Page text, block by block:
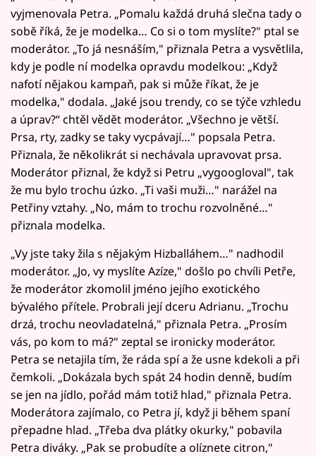
vyjmenovala Petra. „Pomalu každá druhá slečna tady o
sobě říká, že je modelka… Co si o tom myslíte?" ptal se
moderátor. „To já nesnáším," přiznala Petra a vysvětlila,
kdy je podle ní modelka opravdu modelkou: „Když
nafotí nějakou kampaň, pak si může říkat, že je
modelka," dodala. „Jaké jsou trendy, co se týče vzhledu
a úprav?“ chtěl vědět moderátor. „Všechno je větší.
Prsa, rty, zadky se taky vycpávají…" popsala Petra.
Přiznala, že několikrát si nechávala upravovat prsa.
Moderátor přiznal, že když si Petru „vygoogloval", tak
že mu bylo trochu úzko. „Ti vaši muži…" narážel na
Petřiny vztahy. „No, mám to trochu rozvolněné…"
přiznala modelka.
„Vy jste taky žila s nějakým Hizballáhem…" nadhodil
moderátor. „Jo, vy myslíte Azíze," došlo po chvíli Petře,
že moderátor zkomolil jméno jejího exotického
bývalého přítele. Probrali její dceru Adrianu. „Trochu
drzá, trochu neovladatelná," přiznala Petra. „Prosím
vás, po kom to má?" zeptal se ironicky moderátor.
Petra se netajila tím, že ráda spí a že usne kdekoli a při
čemkoli. „Dokázala bych spát 24 hodin denně, budím
se jen na jídlo, pořád mám totiž hlad," přiznala Petra.
Moderátora zajímalo, co Petra jí, když ji během spaní
přepadne hlad. „Třeba dva plátky okurky," pobavila
Petra diváky. „Pak se probudíte a olíznete citron,"